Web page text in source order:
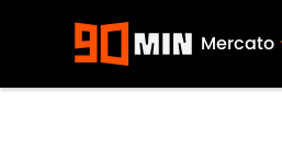
Mercato